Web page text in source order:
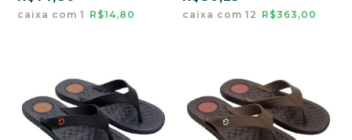
caixa com 1 R$14,80
(BW638) (GF)
caixa com 12 R$363,00